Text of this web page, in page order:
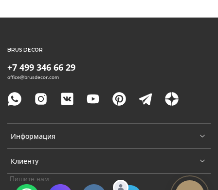
Информация
Клиенту
+7 499 346 66 29
office@brusdecor.com
BRUS DECOR
Пишите нам: